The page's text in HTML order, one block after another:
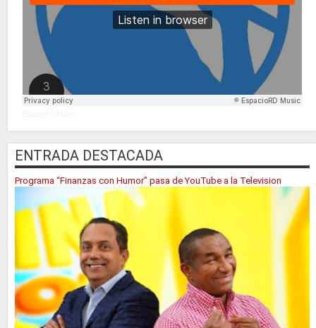
ENTRADA DESTACADA
Programa “Finanzas con Humor” pasa de YouTube a la Television